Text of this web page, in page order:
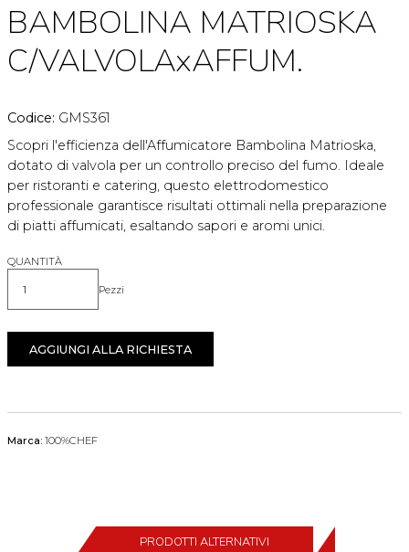
BAMBOLINA MATRIOSKA
C/VALVOLAxAFFUM.
Codice: GMS361
Scopri l'efficienza dell'Affumicatore Bambolina Matrioska,
dotato di valvola per un controllo preciso del fumo. Ideale
per ristoranti e catering, questo elettrodomestico
professionale garantisce risultati ottimali nella preparazione
di piatti affumicati, esaltando sapori e aromi unici.
QUANTITÀ
Quantità Pezzi
AGGIUNGI ALLA RICHIESTA
Marca: 100%CHEF
PRODOTTI ALTERNATIVI